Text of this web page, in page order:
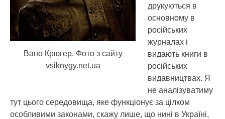
Вано Крюгер. Фото з сайту
vsiknygy.net.ua
друкуються в
основному в
російських
журналах і
видають книги в
російських
видавництвах. Я
не аналізуватиму
тут цього середовища, яке функціонує за цілком
особливими законами, скажу лише, що нині в Україні,